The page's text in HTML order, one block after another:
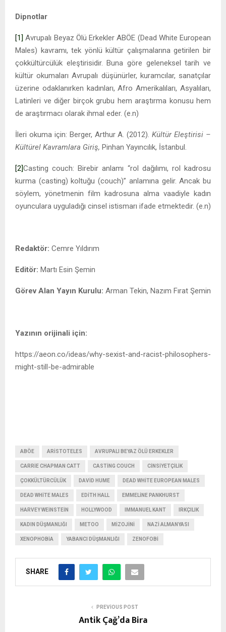
Dipnotlar
[1] Avrupalı Beyaz Ölü Erkekler ABÖE (Dead White European
Males) kavramı, tek yönlü kültür çalışmalarına getirilen bir
çokkültürcülük eleştirisidir. Buna göre geleneksel tarih ve
kültür okumaları Avrupalı düşünürler, kuramcılar, sanatçılar
üzerine odaklanırken kadınları, Afro Amerikalıları, Asyalıları,
Latinleri ve diğer birçok grubu hem araştırma konusu hem
de araştırmacı olarak ihmal eder. (e.n)
İleri okuma için: Berger, Arthur A. (2012).Kültür Eleştirisi –
Kültürel Kavramlara Giriş, Pinhan Yayıncılık, İstanbul.
[2]Casting couch: Birebir anlamı “rol dağılımı, rol kadrosu
kurma (casting) koltuğu (couch)” anlamına gelir. Ancak bu
söylem, yönetmenin film kadrosuna alma vaadiyle kadın
oyunculara uyguladığı cinsel istismarı ifade etmektedir. (e.n)
Redaktör: Cemre Yıldırım
Editör: Martı Esin Şemin
Görev Alan Yayın Kurulu: Arman Tekin, Nazım Fırat Şemin
Yazının orijinali için:
https://aeon.co/ideas/why-sexist-and-racist-philosophers-
might-still-be-admirable
ABÖE ARISTOTELES AVRUPALI BEYAZ ÖLÜ ERKEKLER
CARRIE CHAPMAN CATT CASTING COUCH CINSIYETÇILIK
ÇOKKÜLTÜRCÜLÜK DAVID HUME DEAD WHITE EUROPEAN MALES
DEAD WHITE MALES EDITH HALL EMMELINE PANKHURST
HARVEY WEINSTEIN HOLLYWOOD IMMANUEL KANT IRKÇILIK
KADIN DÜŞMANLIĞI METOO MIZOJINI NAZI ALMANYASI
XENOPHOBIA YABANCI DÜŞMANLIĞI ZENOFOBI
SHARE
PREVIOUS POST
Antik Çağ’da Bira